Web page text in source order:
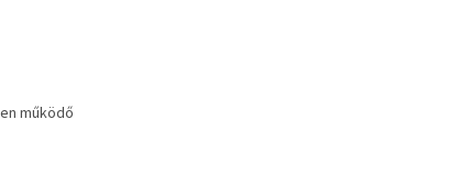
működő